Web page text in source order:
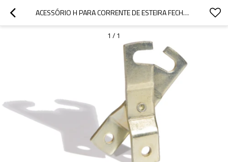
ACESSÓRIO H PARA CORRENTE DE ESTEIRA FECHADA | ACESSÓRIO DE CORRENTE ''H'' | JERVIS WEBB UNIBILT | PT# 21298
1 / 1